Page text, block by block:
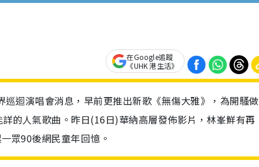
在Google追蹤
《UHK 港生活》
迴演唱會消息，早前更推出新歌《無傷大雅》，為開騷做
的人氣歌曲。昨日(16日)華納高層發佈影片，林峯鮮有再
眾90後網民童年回憶。